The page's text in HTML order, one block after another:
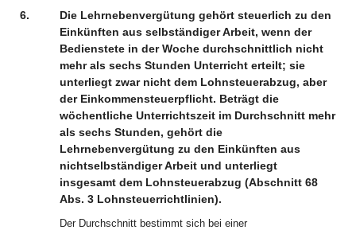
6.
Die Lehrnebenvergütung gehört steuerlich zu den
Einkünften aus selbständiger Arbeit, wenn der
Bedienstete in der Woche durchschnittlich nicht
mehr als sechs Stunden Unterricht erteilt; sie
unterliegt zwar nicht dem Lohnsteuerabzug, aber
der Einkommensteuerpflicht. Beträgt die
wöchentliche Unterrichtszeit im Durchschnitt mehr
als sechs Stunden, gehört die
Lehrnebenvergütung zu den Einkünften aus
nichtselbständiger Arbeit und unterliegt
insgesamt dem Lohnsteuerabzug (Abschnitt 68
Abs. 3 Lohnsteuerrichtlinien).
Der Durchschnitt bestimmt sich bei einer